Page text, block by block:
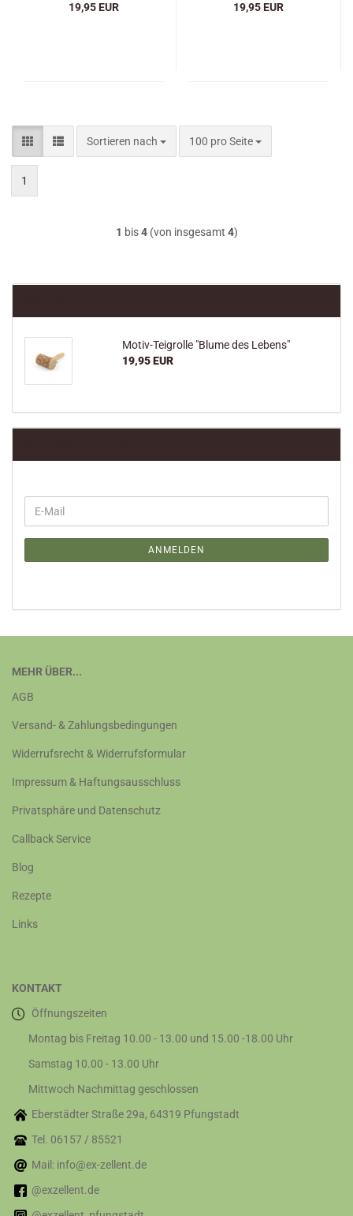
19,95 EUR 19,95 EUR
Sortieren nach
Sortieren nach 100 pro Seite
pro Seite
1
1 bis4(von insgesamt 4)
Motiv-Teigrolle "Blume des Lebens"
19,95 EUR
ZUR
E-
Mail
ANMELDEN
MEHR ÜBER...
AGB
Versand- & Zahlungsbedingungen
Widerrufsrecht & Widerrufsformular
Impressum & Haftungsausschluss
Privatsphäre und Datenschutz
Callback Service
Blog
Rezepte
Links
KONTAKT
Öffnungszeiten
Montag bis Freitag 10.00 - 13.00 und 15.00 -18.00 Uhr
Samstag 10.00 - 13.00 Uhr
Mittwoch Nachmittag geschlossen
Eberstädter Straße 29a, 64319 Pfungstadt
Tel. 06157 / 85521
Mail: info@ex-zellent.de
@exzellent.de